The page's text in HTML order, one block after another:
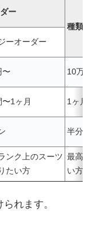
ー
種類②
ーオーダー
〜 10万
〜1ヶ月 1ヶ月
半分
ンク上のスーツ
たい方
最高
い方
れます。